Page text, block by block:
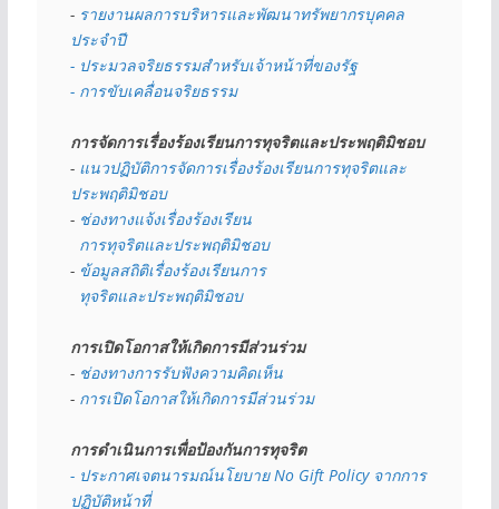
- รายงานผลการบริหารและพัฒนาทรัพยากรบุคคล
ประจำปี
- ประมวลจริยธรรมสำหรับเจ้าหน้าที่ของรัฐ
- การขับเคลื่อนจริยธรรม
การจัดการเรื่องร้องเรียนการทุจริตและประพฤติมิชอบ
- แนวปฏิบัติการจัดการเรื่องร้องเรียนการทุจริตและ
ประพฤติมิชอบ
- ช่องทางแจ้งเรื่องร้องเรียน
  การทุจริตและประพฤติมิชอบ
- ข้อมูลสถิติเรื่องร้องเรียนการ
  ทุจริตและประพฤติมิชอบ
การเปิดโอกาสให้เกิดการมีส่วนร่วม
- ช่องทางการรับฟังความคิดเห็น
- การเปิดโอกาสให้เกิดการมีส่วนร่วม
การดำเนินการเพื่อป้องกันการทุจริต
- ประกาศเจตนารมณ์นโยบาย No Gift Policy จากการ
ปฏิบัติหน้าที่